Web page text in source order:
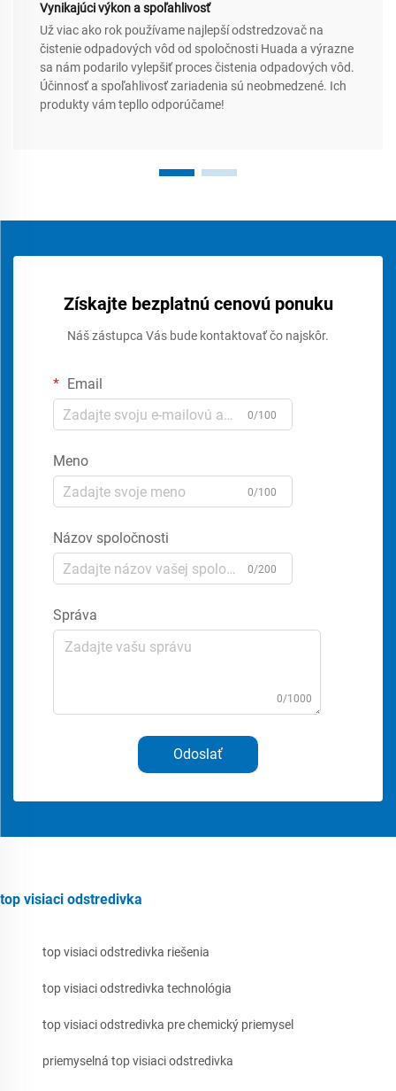
Vynikajúci výkon a spoľahlivosť
Už viac ako rok používame najlepší odstredzovač na
čistenie odpadových vôd od spoločnosti Huada a výrazne
sa nám podarilo vylepšiť proces čistenia odpadových vôd.
Účinnosť a spoľahlivosť zariadenia sú neobmedzené. Ich
produkty vám tepllo odporúčame!
Získajte bezplatnú cenovú ponuku
Náš zástupca Vás bude kontaktovať čo najskôr.
Email
0/100
Meno
0/100
Názov spoločnosti
0/200
Správa
0/1000
Odoslať
top visiaci odstredivka
top visiaci odstredivka riešenia
top visiaci odstredivka technológia
top visiaci odstredivka pre chemický priemysel
priemyselná top visiaci odstredivka